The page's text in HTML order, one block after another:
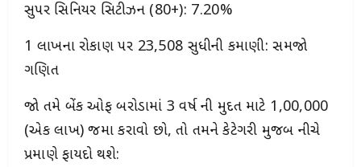
સુપર સિનિયર સિટીઝન (80+): 7.20%
₹1 લાખના રોકાણ પર ₹23,508 સુધીની કમાણી: સમજો
ગણિત
જો તમે બેંક ઓફ બરોડામાં 3 વર્ષ ની મુદત માટે ₹1,00,000
(એક લાખ) જમા કરાવો છો, તો તમને કેટેગરી મુજબ નીચે
પ્રમાણે ફાયદો થશે: